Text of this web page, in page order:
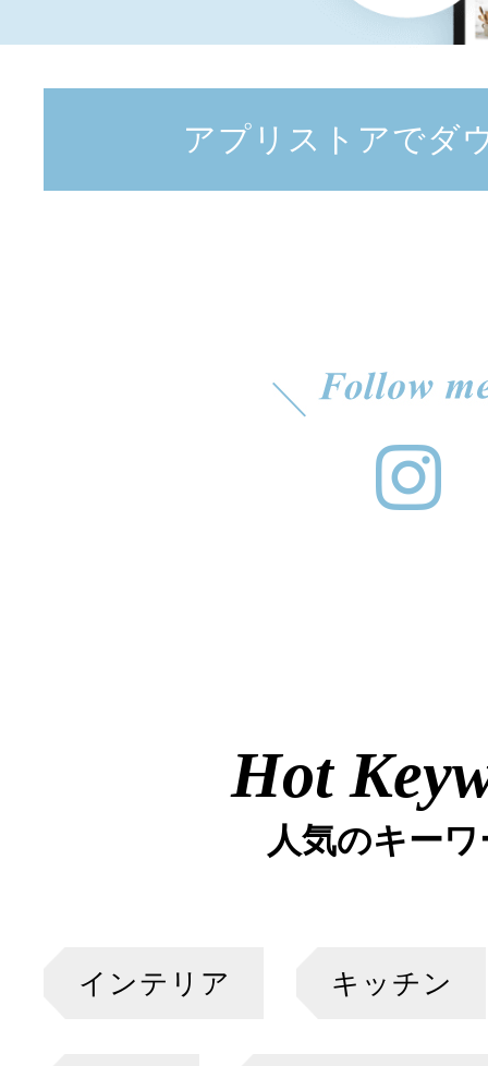
アプリストアでダ
Hot
人気のキー
インテリア キッチン